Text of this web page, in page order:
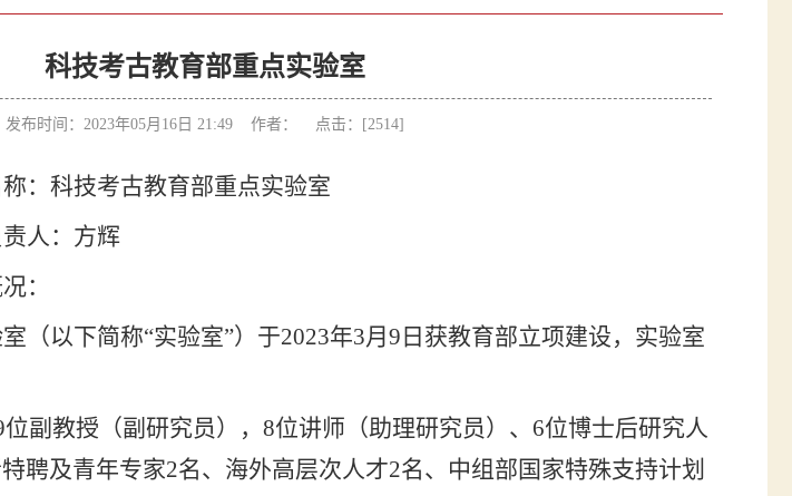
科技考古教育部重点实验室
发布时间：2023年05月16日 21:49 作者： 点击：[2514]
：科技考古教育部重点实验室
人：方辉
：
（以下简称“实验室”）于2023年3月 9 日获教育部立项建设，实验室
位副教授（副研究员）， 8位讲师（助理研究员）、 6位博士后研究人
聘及青年专家2名、海外高层次人才2名、中组部国家特殊支持计划